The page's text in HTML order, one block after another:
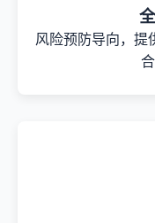
风险预防导向，提